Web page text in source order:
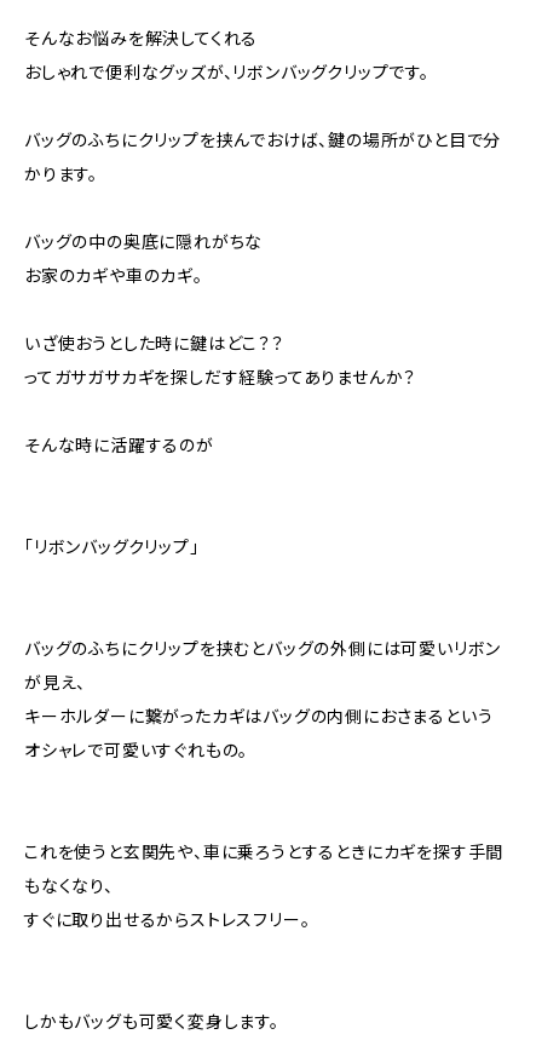
そんなお悩みを解決してくれる
おしゃれで便利なグッズが、リボンバッグクリップです。
バッグのふちにクリップを挟んでおけば、鍵の場所がひと目で分
かります。
バッグの中の奥底に隠れがちな
お家のカギや車のカギ。
いざ使おうとした時に鍵はどこ？？
ってガサガサカギを探しだす経験ってありませんか？
そんな時に活躍するのが
「リボンバッグクリップ」
バッグのふちにクリップを挟むとバッグの外側には可愛いリボン
が見え、
キーホルダーに繋がったカギはバッグの内側におさまるという
オシャレで可愛いすぐれもの。
これを使うと玄関先や、車に乗ろうとするときにカギを探す手間
もなくなり、
すぐに取り出せるからストレスフリー。
しかもバッグも可愛く変身します。